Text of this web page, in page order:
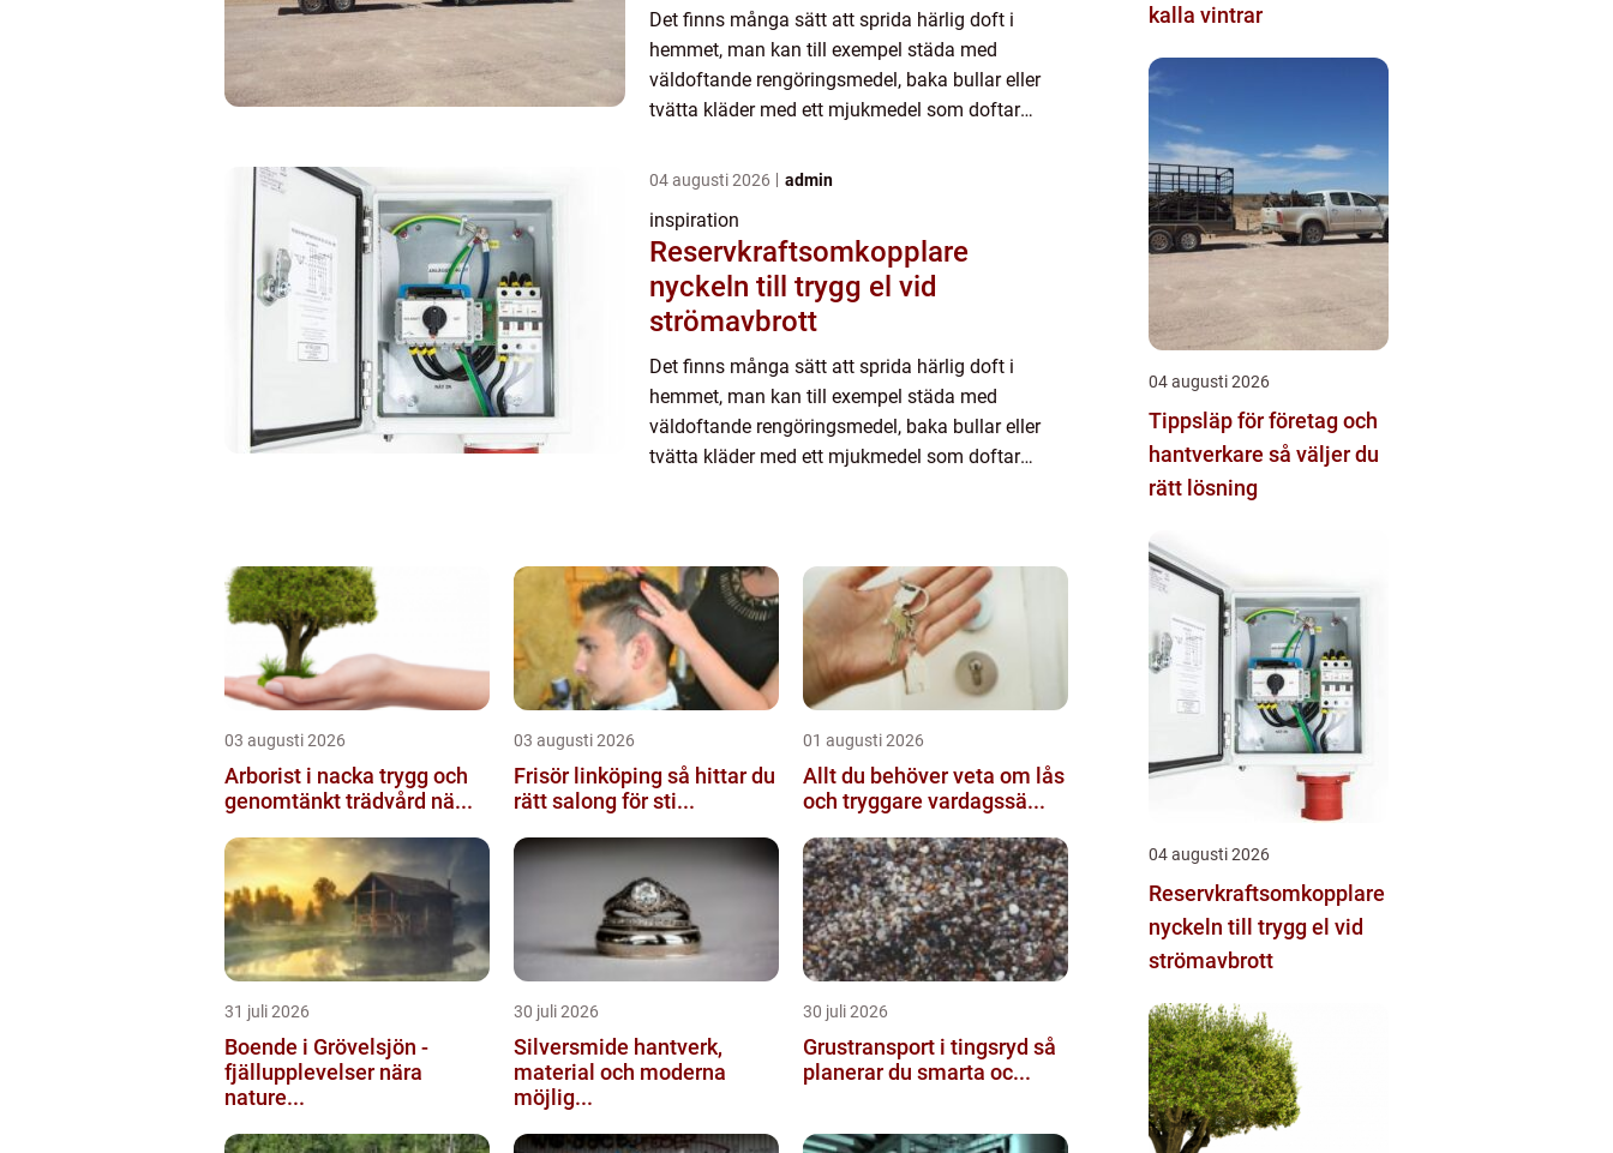
Det finns många sätt att sprida härlig doft i
hemmet, man kan till exempel städa med
väldoftande rengöringsmedel, baka bullar eller
tvätta kläder med ett mjukmedel som doftar
04 augusti 2026 admin
inspiration
Reservkraftsomkopplare
nyckeln till trygg el vid
strömavbrott
Det finns många sätt att sprida härlig doft i
hemmet, man kan till exempel städa med
väldoftande rengöringsmedel, baka bullar eller
tvätta kläder med ett mjukmedel som doftar
03 augusti 2026
Arborist i nacka trygg och
genomtänkt trädvård nä...
03 augusti 2026
Frisör linköping så hittar du
rätt salong för sti...
01 augusti 2026
Allt du behöver veta om lås
och tryggare vardagssä...
31 juli 2026
Boende i Grövelsjön -
fjällupplevelser nära
nature...
30 juli 2026
Silversmide hantverk,
material och moderna
möjlig...
30 juli 2026
Grustransport i tingsryd så
planerar du smarta oc...
kalla vintrar
04 augusti 2026
Tippsläp för företag och
hantverkare så väljer du
rätt lösning
04 augusti 2026
Reservkraftsomkopplare
nyckeln till trygg el vid
strömavbrott